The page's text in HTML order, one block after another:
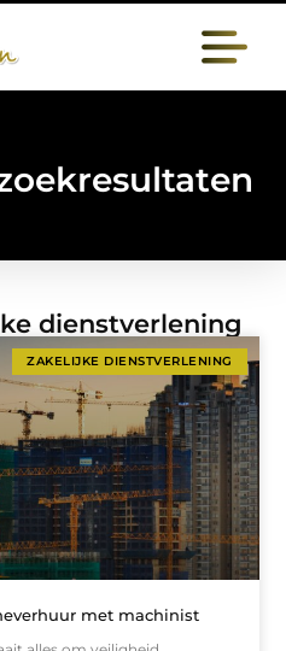
dienstverlening
ZAKELIJKE DIENSTVERLENING
met machinist